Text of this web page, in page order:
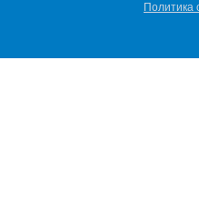
Политика